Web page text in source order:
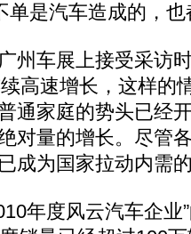
单是汽车造成的，
车展上接受采访
高速增长，这样的
通家庭的势头已经
对量的增长。尽管
成为国家拉动内需
年度风云汽车企业